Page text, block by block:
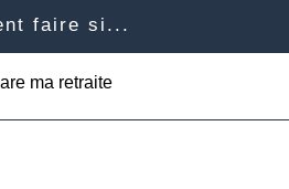
faire si...
ma retraite